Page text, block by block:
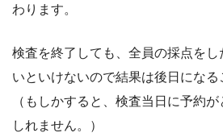
わります。
検査を終了しても、全員の採点を
いといけないので結果は後日になる
（もしかすると、検査当日に予約
しれません。）